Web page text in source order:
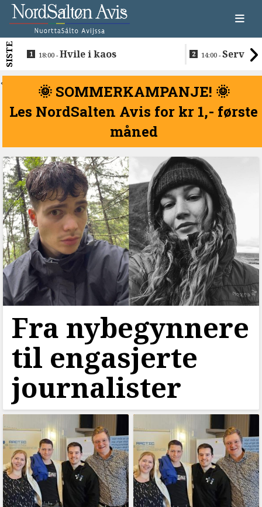
SISTE 18:00 -Hvile i kaos 14:00 -
beboerne
<
🌞 SOMMERKAMPANJE! 🌞
Les NordSalten Avis for kr 1,- første
måned
Fra nybegynnere
til engasjerte
journalister